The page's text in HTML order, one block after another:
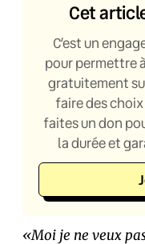
Cet
C’est un
pour permettre
gratuitement
faire des choix
faites un don
la durée et
«Moi je ne veux